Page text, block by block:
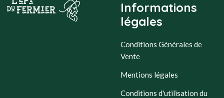
Informations
légales
Conditions Générales de
Vente
Mentions légales
Conditions d'utilisation du